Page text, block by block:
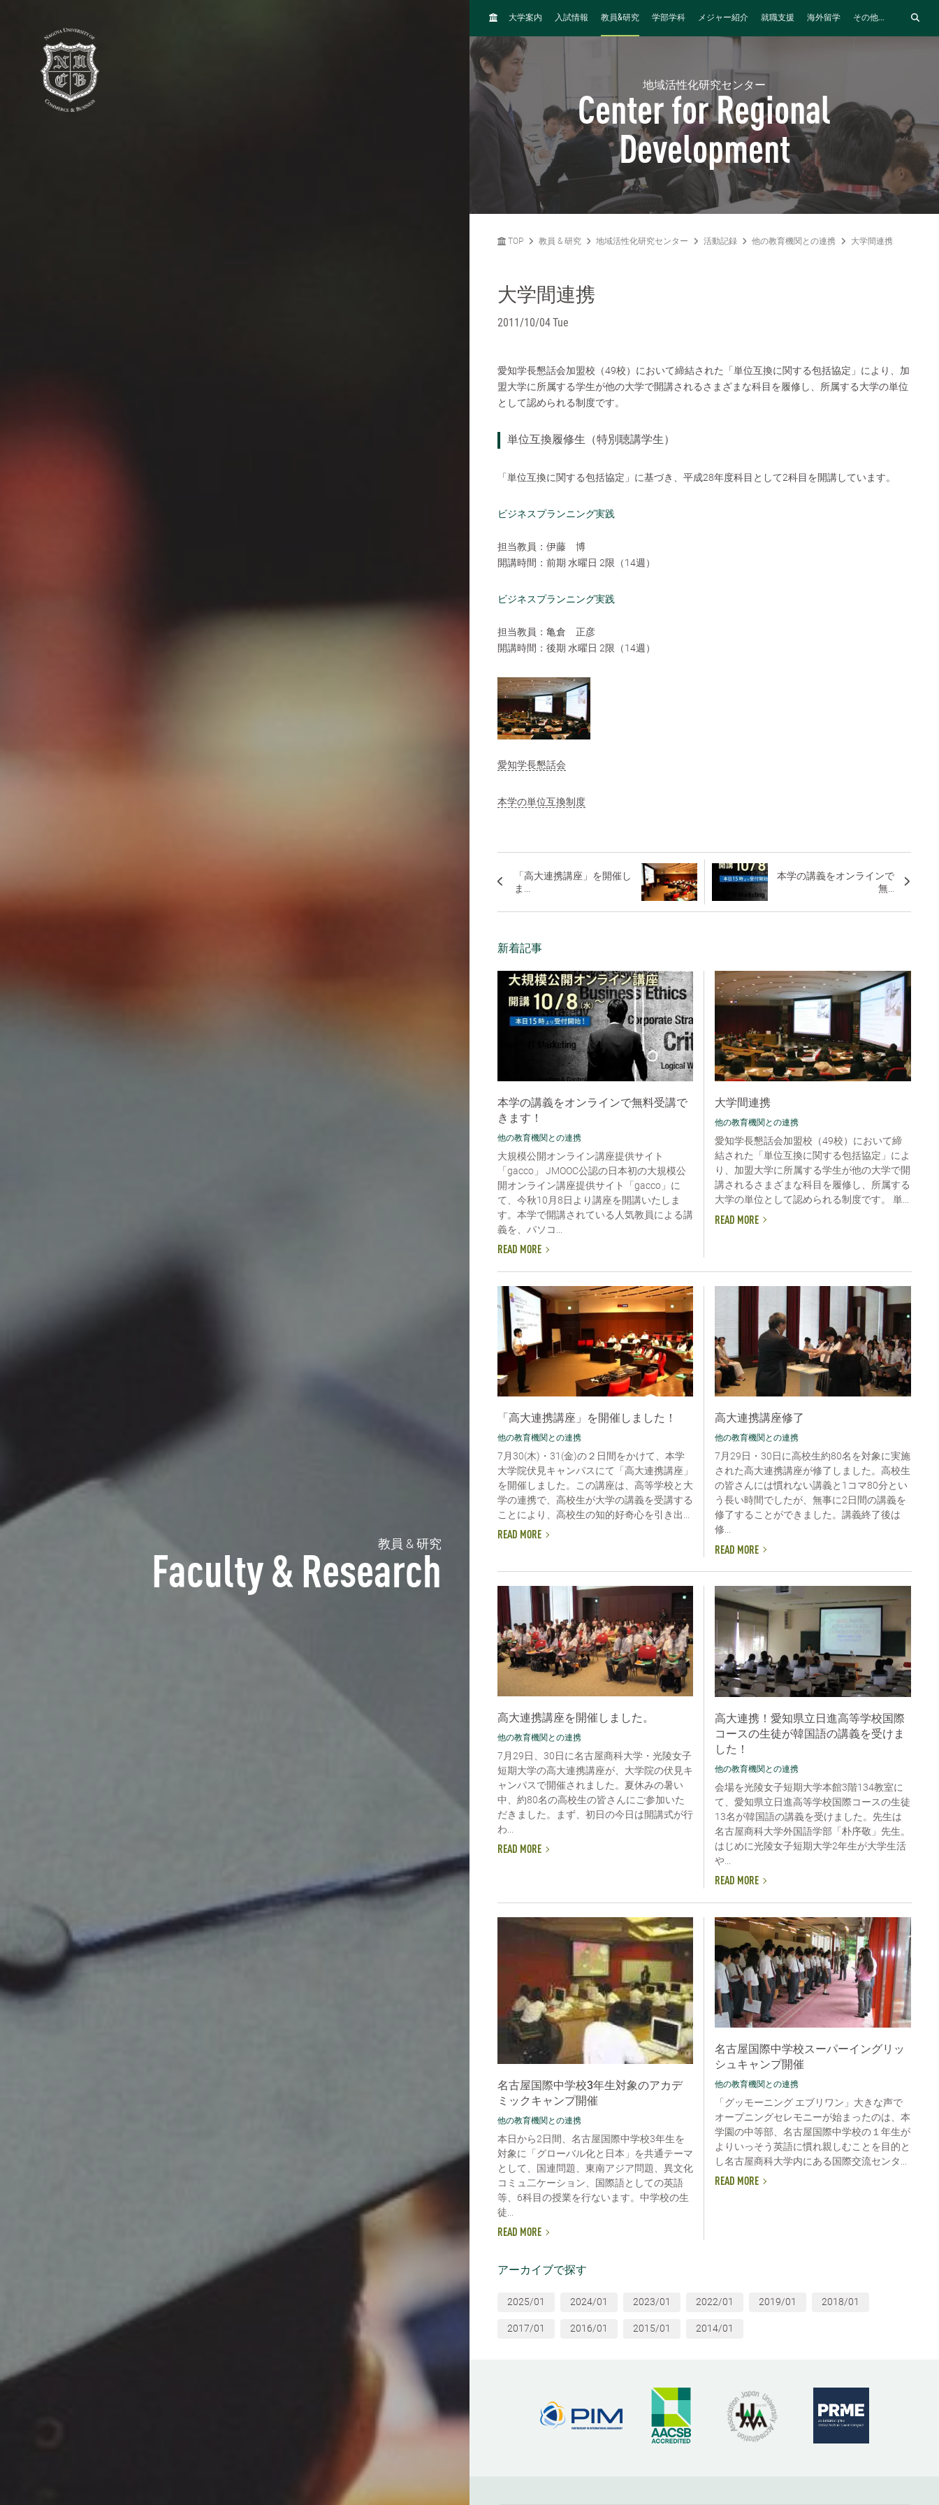
教員 & 研究
Faculty & Research
H
大学案内 入試情報 教員&研究 学部学科 メジャー紹介 就職支援 海外留学 その他...
地域活性化研究センター
Center for Regional
Development
TOP 教員 & 研究 地域活性化研究センター 活動記録 他の教育機関との連携 大学間連携
大学間連携
2011/10/04 Tue
愛知学長懇話会加盟校（49校）において締結された「単位互換に関する包括協定」により、加
盟大学に所属する学生が他の大学で開講されるさまざまな科目を履修し、所属する大学の単位
として認められる制度です。
単位互換履修生（特別聴講学生）
「単位互換に関する包括協定」に基づき、平成28年度科目として2科目を開講しています。
ビジネスプランニング実践
担当教員：伊藤 博
開講時間：前期 水曜日 2限（14週）
ビジネスプランニング実践
担当教員：亀倉 正彦
開講時間：後期 水曜日 2限（14週）
愛知学長懇話会
本学の単位互換制度
「高大連携講座」を開催し
ま...
本学の講義をオンラインで
無...
新着記事
本学の講義をオンラインで無料受講で
きます！
他の教育機関との連携
大規模公開オンライン講座提供サイト
「gacco」 JMOOC公認の日本初の大規模公
開オンライン講座提供サイト「gacco」に
て、今秋10月8日より講座を開講いたしま
す。本学で開講されている人気教員による講
義を、パソコ...
READ MORE
大学間連携
他の教育機関との連携
愛知学長懇話会加盟校（49校）において締
結された「単位互換に関する包括協定」によ
り、加盟大学に所属する学生が他の大学で開
講されるさまざまな科目を履修し、所属する
大学の単位として認められる制度です。 単...
READ MORE
「高大連携講座」を開催しました！
他の教育機関との連携
7月30(木)・31(金)の２日間をかけて、本学
大学院伏見キャンパスにて「高大連携講座」
を開催しました。この講座は、高等学校と大
学の連携で、高校生が大学の講義を受講する
ことにより、高校生の知的好奇心を引き出...
READ MORE
高大連携講座修了
他の教育機関との連携
7月29日・30日に高校生約80名を対象に実施
された高大連携講座が修了しました。高校生
の皆さんには慣れない講義と1コマ80分とい
う長い時間でしたが、無事に2日間の講義を
修了することができました。講義終了後は
修...
READ MORE
高大連携講座を開催しました。
他の教育機関との連携
7月29日、30日に名古屋商科大学・光陵女子
短期大学の高大連携講座が、大学院の伏見キ
ャンパスで開催されました。夏休みの暑い
中、約80名の高校生の皆さんにご参加いた
だきました。まず、初日の今日は開講式が行
わ...
READ MORE
高大連携！愛知県立日進高等学校国際
コースの生徒が韓国語の講義を受けま
した！
他の教育機関との連携
会場を光陵女子短期大学本館3階134教室に
て、愛知県立日進高等学校国際コースの生徒
13名が韓国語の講義を受けました。先生は
名古屋商科大学外国語学部「朴序敬」先生。
はじめに光陵女子短期大学2年生が大学生活
や...
READ MORE
名古屋国際中学校3年生対象のアカデ
ミックキャンプ開催
他の教育機関との連携
本日から2日間、名古屋国際中学校3年生を
対象に「グローバル化と日本」を共通テーマ
として、国連問題、東南アジア問題、異文化
コミュ二ケーション、国際語としての英語
等、6科目の授業を行ないます。中学校の生
徒...
READ MORE
名古屋国際中学校スーパーイングリッ
シュキャンプ開催
他の教育機関との連携
「グッモーニング エブリワン」大きな声で
オープニングセレモニーが始まったのは、本
学園の中等部、名古屋国際中学校の１年生が
よりいっそう英語に慣れ親しむことを目的と
し名古屋商科大学内にある国際交流センタ...
READ MORE
アーカイブで探す
2025/01 2024/01 2023/01 2022/01 2019/01 2018/01
2017/01 2016/01 2015/01 2014/01